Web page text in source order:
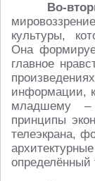
Во-
культуры,
Она
главное
информации,
младшему –
принципы
телеэкрана,
определённый